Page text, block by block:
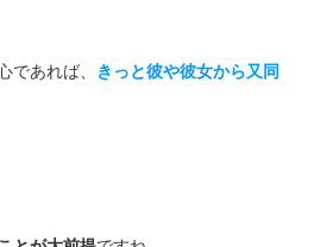
であれば、
きっと彼や彼女から又同